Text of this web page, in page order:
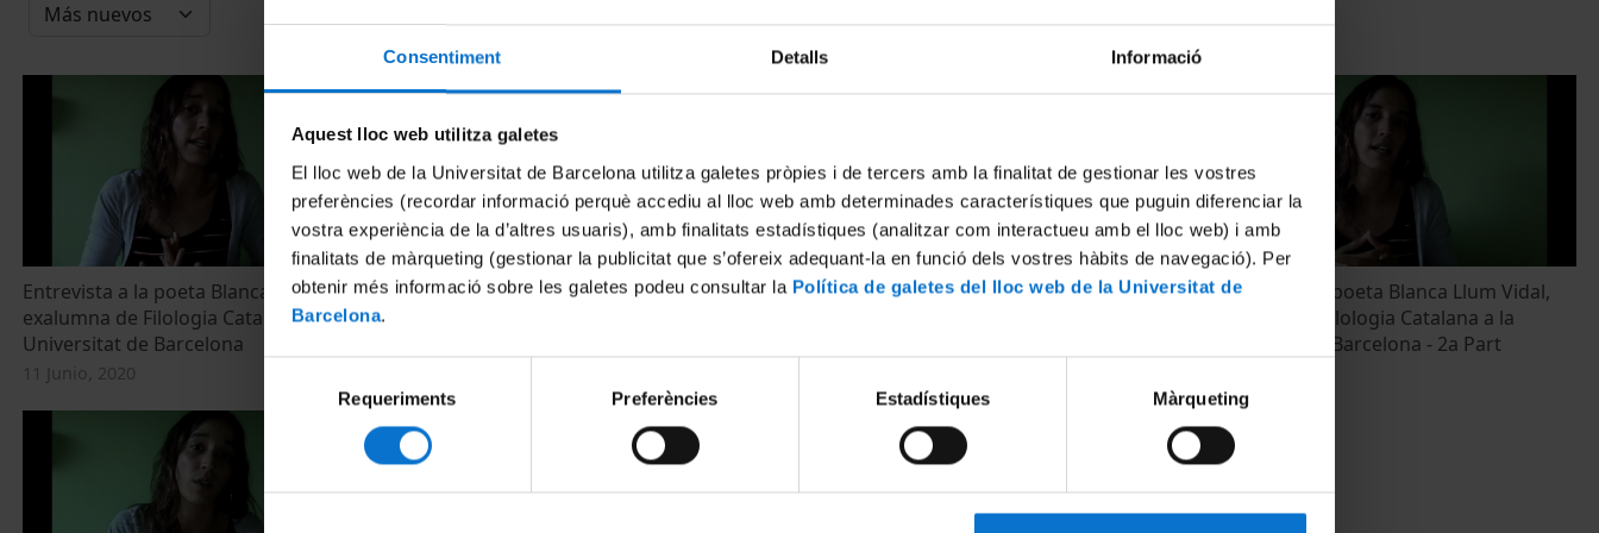
Consentiment Detalls Informació
Aquest lloc web utilitza galetes
El lloc web de la Universitat de Barcelona utilitza galetes pròpies i de tercers amb la finalitat de gestionar les vostres
preferències (recordar informació perquè accediu al lloc web amb determinades característiques que puguin diferenciar la
vostra experiència de la d’altres usuaris), amb finalitats estadístiques (analitzar com interactueu amb el lloc web) i amb
finalitats de màrqueting (gestionar la publicitat que s’ofereix adequant-la en funció dels vostres hàbits de navegació). Per
obtenir més informació sobre les galetes podeu consultar la Política de galetes del lloc web de la Universitat de
Barcelona.
consentiment
Requeriments Preferències Estadístiques Màrqueting
Entrevista a la poeta Blanca Llum Vidal,
exalumna de Filologia Catalana a la
Universitat de Barcelona
11 Junio, 2020
Entrevista a la poeta Blanca Llum Vidal,
Entrevista a la poeta Blanca Llum Vidal,
Entrevista a la poeta Blanca Llum Vidal,
exalumna de Filologia Catalana a la
Universitat de Barcelona - 2a Part